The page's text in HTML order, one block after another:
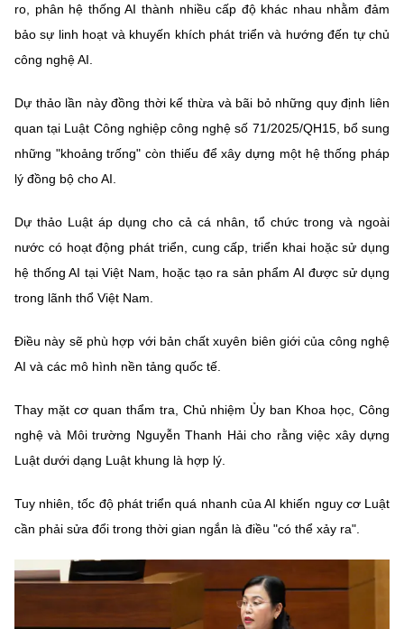
(Ghi rõ nguồn "https://mst.gov.vn" khi phát hành lại thông tin từ
website này)
ro, phân hệ thống AI thành nhiều cấp độ khác nhau nhằm đảm
bảo sự linh hoạt và khuyến khích phát triển và hướng đến tự chủ
công nghệ AI.
Dự thảo lần này đồng thời kế thừa và bãi bỏ những quy định liên
quan tại Luật Công nghiệp công nghệ số 71/2025/QH15, bổ sung
những "khoảng trống" còn thiếu để xây dựng một hệ thống pháp
lý đồng bộ cho AI.
Dự thảo Luật áp dụng cho cả cá nhân, tổ chức trong và ngoài
nước có hoạt động phát triển, cung cấp, triển khai hoặc sử dụng
hệ thống AI tại Việt Nam, hoặc tạo ra sản phẩm AI được sử dụng
trong lãnh thổ Việt Nam.
Điều này sẽ phù hợp với bản chất xuyên biên giới của công nghệ
AI và các mô hình nền tảng quốc tế.
Thay mặt cơ quan thẩm tra, Chủ nhiệm Ủy ban Khoa học, Công
nghệ và Môi trường Nguyễn Thanh Hải cho rằng việc xây dựng
Luật dưới dạng Luật khung là hợp lý.
Tuy nhiên, tốc độ phát triển quá nhanh của AI khiến nguy cơ Luật
cần phải sửa đổi trong thời gian ngắn là điều "có thể xảy ra".